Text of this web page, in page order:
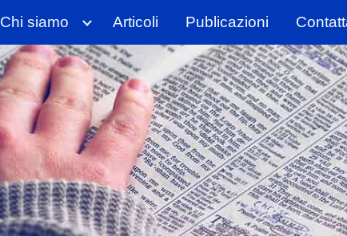
Skip to main content
Chi siamo Articoli Publicazioni